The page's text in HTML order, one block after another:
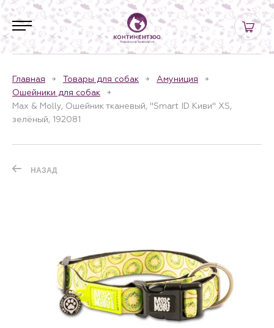
Главная Товары для собак
Амуниция
Ошейники для собак
Max & Molly, Ошейник тканевый, "Smart ID Киви" XS,
зелёный, 192081
НАЗАД